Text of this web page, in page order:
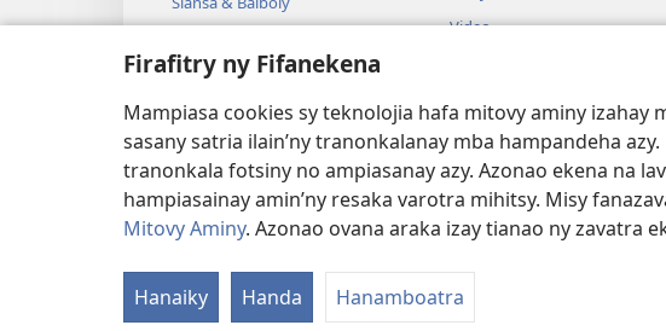
Firafitry ny Fifanekena
Mampiasa cookies sy teknolojia hafa mitovy aminy izahay
sasany satria ilain’ny tranonkalanay mba hampandeha
tranonkala fotsiny no ampiasanay azy. Azonao ekena na
hampiasainay amin’ny resaka varotra mihitsy. Misy
Mitovy Aminy. Azonao ovana araka izay tianao ny zavatra
Hanaiky Handa Hanamboatra
Video
Tantara Henoina
Copyright© 2026 Watch Tower Bible and Tract Society of